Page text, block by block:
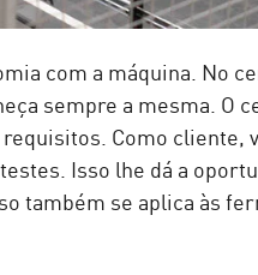
com a máquina. No
sempre a mesma. O
Como cliente,
Isso lhe dá a
também se aplica às